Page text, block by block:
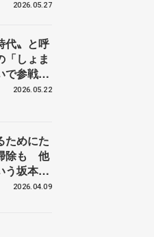
2026.05.27
代〟と呼
しょま
で参戦
2026.05.22
ためにた
除も 他
う坂本花
2026.04.09